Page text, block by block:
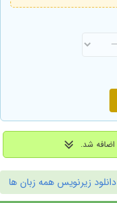
دانلود زیرنویس همه زبان ها